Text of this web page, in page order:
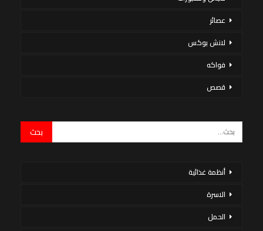
عصائر
لانش بوكس
فواكه
قصص
أنظمة غذائية
الاسرة
الحمل